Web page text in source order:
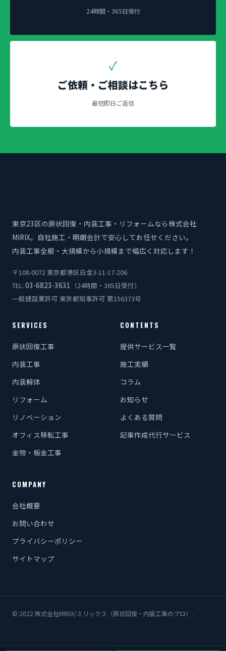
24時間・365日受付
✓
ご依頼・ご相談はこちら
最短即日ご返信
東京23区の原状回復・内装工事・リフォームなら株式会社
MIRIX。自社施工・明朗会計で安心してお任せください。
内装工事全般・大規模から小規模まで幅広く対応します！
〒108-0072 東京都港区白金3-11-17-206
TEL: 03-6823-3631
（24時間・365日受付）
一般建設業許可 東京都知事許可 第156373号
SERVICES
原状回復工事
内装工事
内装解体
リフォーム
リノベーション
オフィス移転工事
金物・板金工事
CONTENTS
提供サービス一覧
施工実績
コラム
お知らせ
よくある質問
記事作成代行サービス
COMPANY
会社概要
お問い合わせ
プライバシーポリシー
サイトマップ
© 2022 株式会社MIRIX/ミリックス（原状回復・内装工事のプロ）.